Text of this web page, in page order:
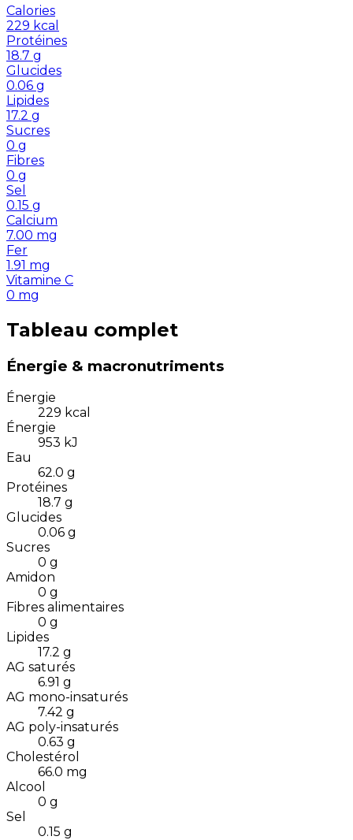
Calories
229 kcal
Protéines
18.7 g
Glucides
0.06 g
Lipides
17.2 g
Sucres
0 g
Fibres
0 g
Sel
0.15 g
Calcium
7.00 mg
Fer
1.91 mg
Vitamine C
0 mg
Tableau complet
Énergie & macronutriments
Énergie
229 kcal
Énergie
953 kJ
Eau
62.0 g
Protéines
18.7 g
Glucides
0.06 g
Sucres
0 g
Amidon
0 g
Fibres alimentaires
0 g
Lipides
17.2 g
AG saturés
6.91 g
AG mono-insaturés
7.42 g
AG poly-insaturés
0.63 g
Cholestérol
66.0 mg
Alcool
0 g
Sel
0.15 g